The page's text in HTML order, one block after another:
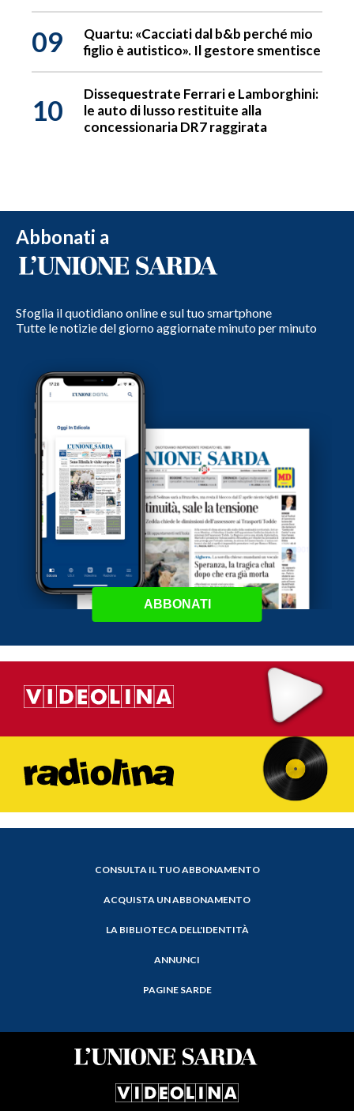
09
Quartu: «Cacciati dal b&b perché mio
figlio è autistico». Il gestore smentisce
10
Dissequestrate Ferrari e Lamborghini:
le auto di lusso restituite alla
concessionaria DR7 raggirata
Abbonati a
Sfoglia il quotidiano online e sul tuo smartphone
Tutte le notizie del giorno aggiornate minuto per minuto
ABBONATI
CONSULTA IL TUO ABBONAMENTO
ACQUISTA UN ABBONAMENTO
LA BIBLIOTECA DELL'IDENTITÀ
ANNUNCI
PAGINE SARDE